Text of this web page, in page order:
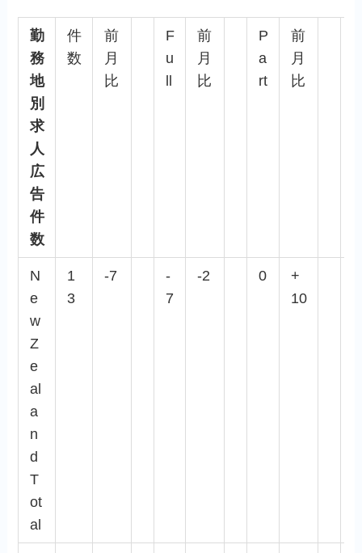
勤
務
地
別
求
人
広
告
件
数
件
数
前
月
比
F
u
前
月
比
P
a
rt
前
月
比
N
e
w
Z
e
al
a
n
d
T
ot
al
1
3
-7
-
7
-2 0
+
10